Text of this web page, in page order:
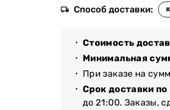
Способ доставки:
Стоимость
Минимальная
При заказе на
Срок доставки
до 21:00. Заказы,